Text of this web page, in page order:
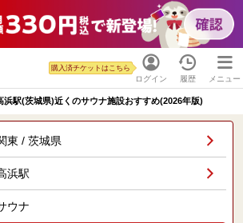
ログイン
購入済チケットはこちら
履歴 メニュー
浜駅(茨城県)近くのサウナ施設おすすめ(2026年版)
東 / 茨城県
浜駅
ウナ